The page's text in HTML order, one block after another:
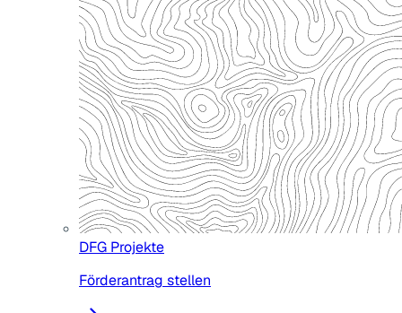
DFG Projekte
Förderantrag stellen